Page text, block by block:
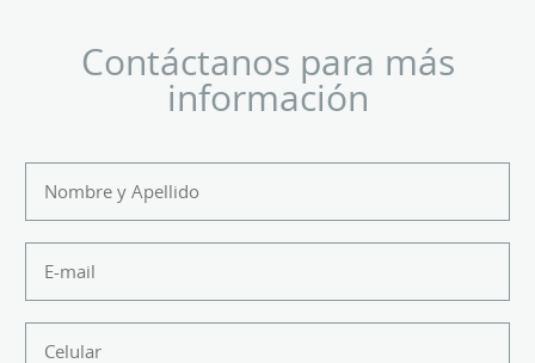
Contáctanos para más
información